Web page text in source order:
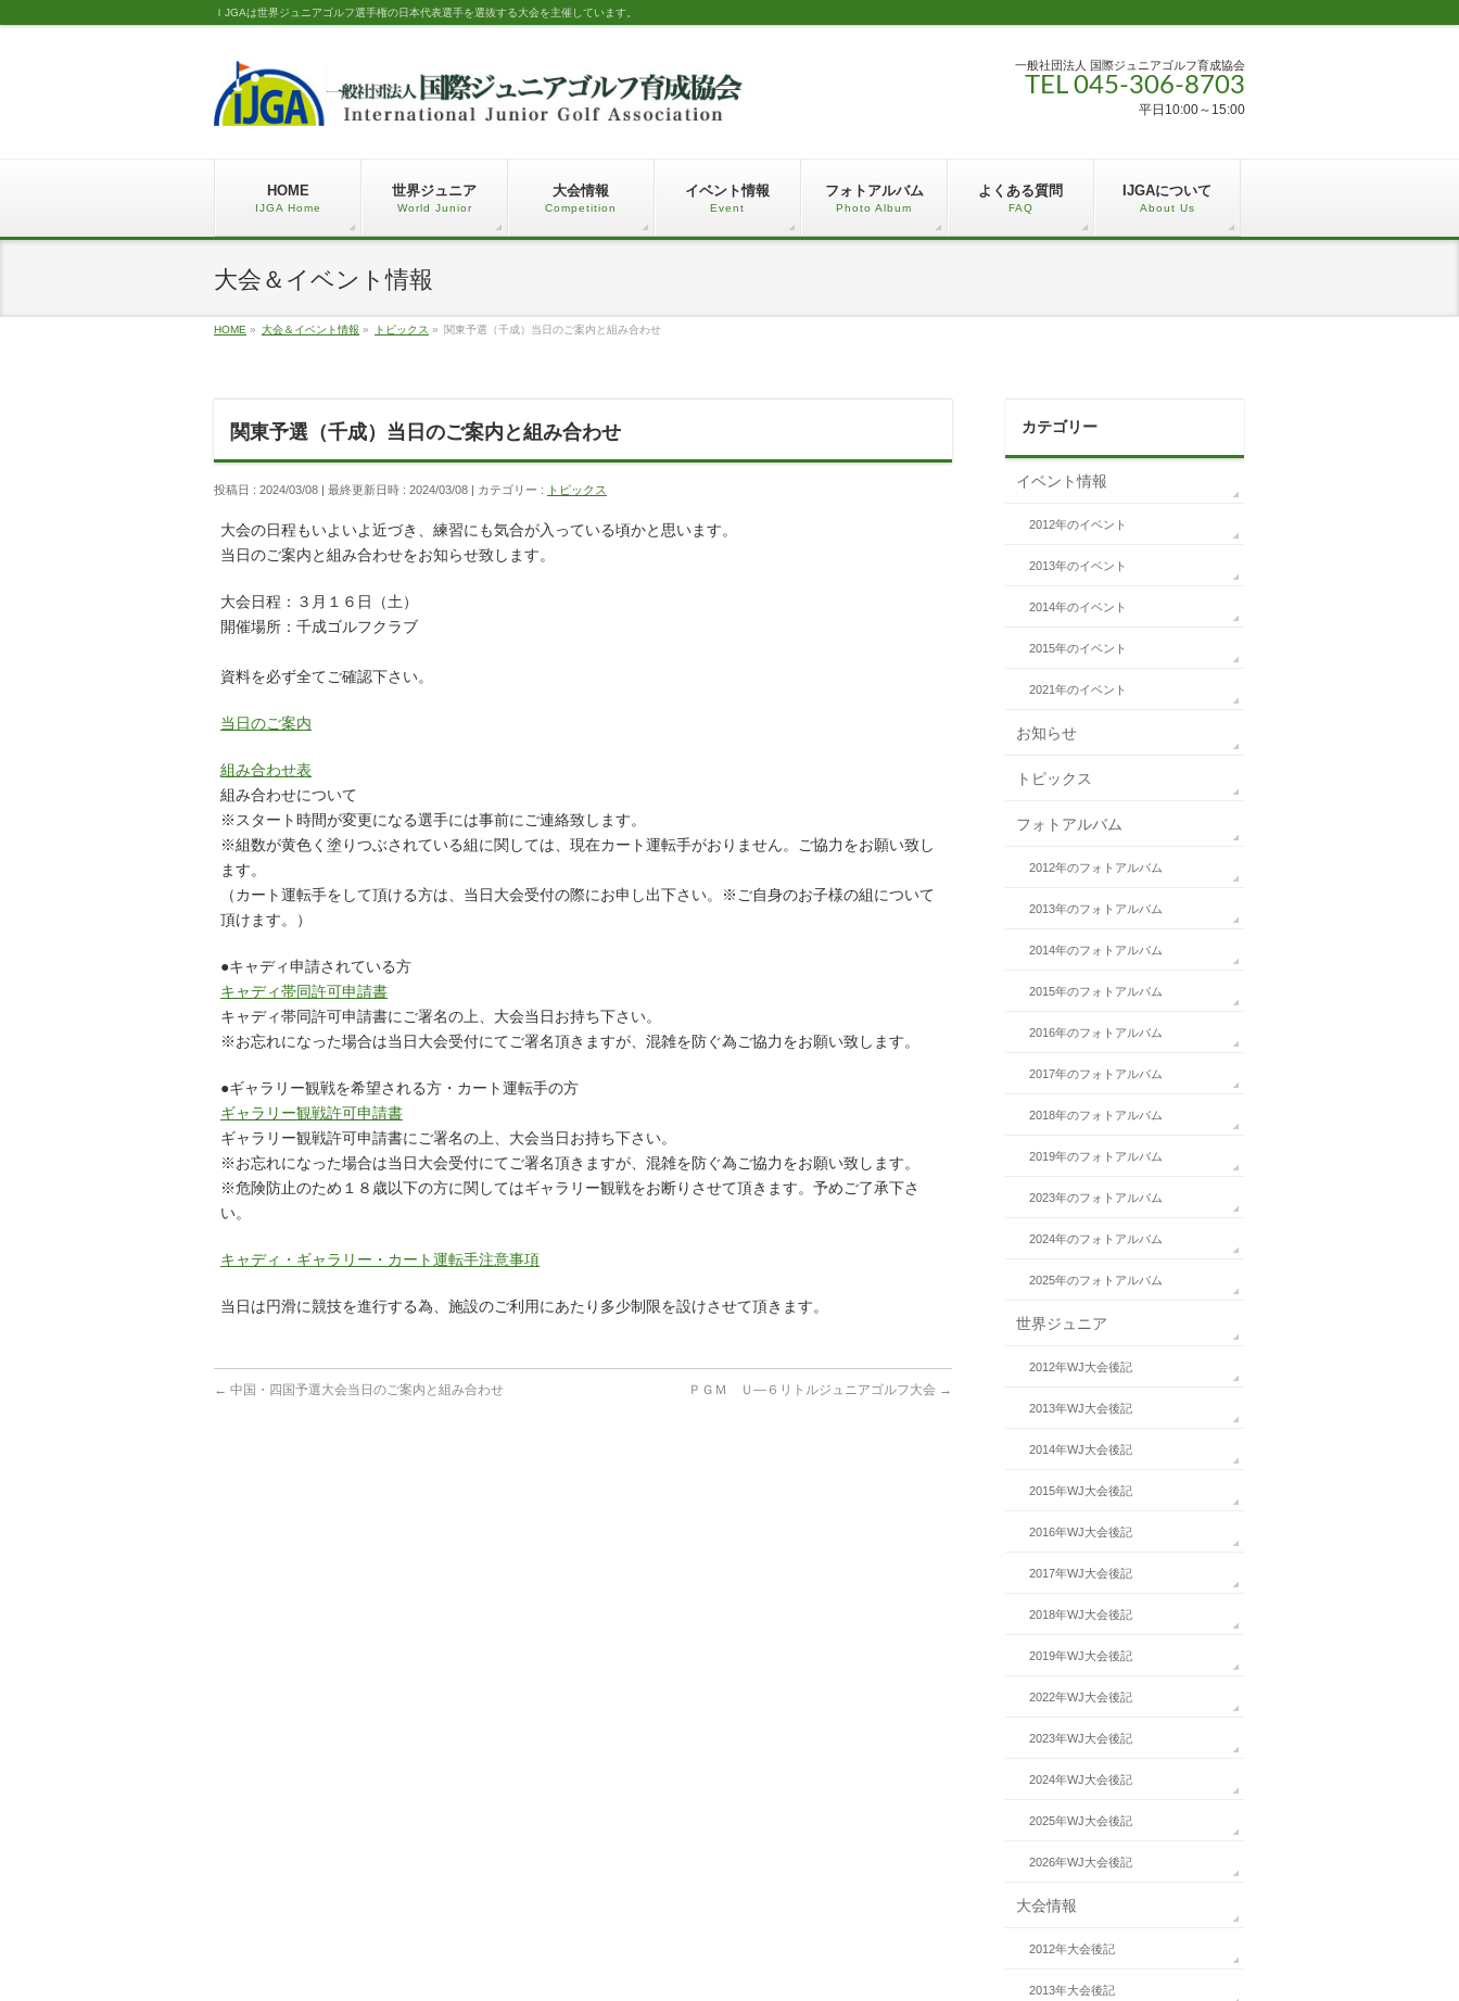
ＩJGAは世界ジュニアゴルフ選手権の日本代表選手を選抜する大会を主催しています。
一般社団法人 国際ジュニアゴルフ育成協会
TEL 045-306-8703
平日10:00～15:00
HOME
IJGA Home
世界ジュニア
World Junior
大会情報
Competition
イベント情報
Event
フォトアルバム
Photo Album
よくある質問
FAQ
IJGAについて
About Us
大会＆イベント情報
HOME » 大会＆イベント情報 » トピックス » 関東予選（千成）当日のご案内と組み合わせ
関東予選（千成）当日のご案内と組み合わせ
投稿日 : 2024/03/08 最終更新日時 : 2024/03/08 カテゴリー : トピックス
大会の日程もいよいよ近づき、練習にも気合が入っている頃かと思います。
当日のご案内と組み合わせをお知らせ致します。
大会日程：３月１６日（土）
開催場所：千成ゴルフクラブ
資料を必ず全てご確認下さい。
当日のご案内
組み合わせ表
組み合わせについて
※スタート時間が変更になる選手には事前にご連絡致します。
※組数が黄色く塗りつぶされている組に関しては、現在カート運転手がおりません。ご協力をお願い致し
ます。
（カート運転手をして頂ける方は、当日大会受付の際にお申し出下さい。※ご自身のお子様の組について
頂けます。）
●キャディ申請されている方
キャディ帯同許可申請書
キャディ帯同許可申請書にご署名の上、大会当日お持ち下さい。
※お忘れになった場合は当日大会受付にてご署名頂きますが、混雑を防ぐ為ご協力をお願い致します。
●ギャラリー観戦を希望される方・カート運転手の方
ギャラリー観戦許可申請書
ギャラリー観戦許可申請書にご署名の上、大会当日お持ち下さい。
※お忘れになった場合は当日大会受付にてご署名頂きますが、混雑を防ぐ為ご協力をお願い致します。
※危険防止のため１８歳以下の方に関してはギャラリー観戦をお断りさせて頂きます。予めご了承下さ
い。
キャディ・ギャラリー・カート運転手注意事項
当日は円滑に競技を進行する為、施設のご利用にあたり多少制限を設けさせて頂きます。
← 中国・四国予選大会当日のご案内と組み合わせ ＰＧＭ Ｕ―６リトルジュニアゴルフ大会 →
カテゴリー
イベント情報
2012年のイベント
2013年のイベント
2014年のイベント
2015年のイベント
2021年のイベント
お知らせ
トピックス
フォトアルバム
2012年のフォトアルバム
2013年のフォトアルバム
2014年のフォトアルバム
2015年のフォトアルバム
2016年のフォトアルバム
2017年のフォトアルバム
2018年のフォトアルバム
2019年のフォトアルバム
2023年のフォトアルバム
2024年のフォトアルバム
2025年のフォトアルバム
世界ジュニア
2012年WJ大会後記
2013年WJ大会後記
2014年WJ大会後記
2015年WJ大会後記
2016年WJ大会後記
2017年WJ大会後記
2018年WJ大会後記
2019年WJ大会後記
2022年WJ大会後記
2023年WJ大会後記
2024年WJ大会後記
2025年WJ大会後記
2026年WJ大会後記
大会情報
2012年大会後記
2013年大会後記